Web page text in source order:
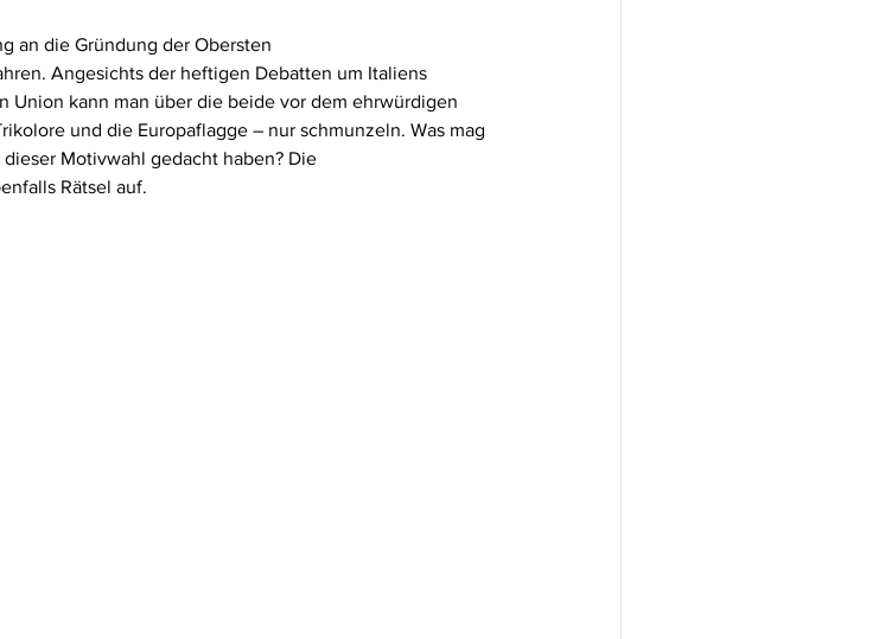
an die Gründung der Obersten
Angesichts der heftigen Debatten um Italiens
Union kann man über die beide vor dem ehrwürdigen
und die Europaflagge – nur schmunzeln. Was mag
Motivwahl gedacht haben? Die
Rätsel auf.